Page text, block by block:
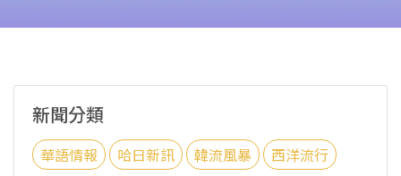
新聞分類
華語情報 哈日新訊 韓流風暴 西洋流行